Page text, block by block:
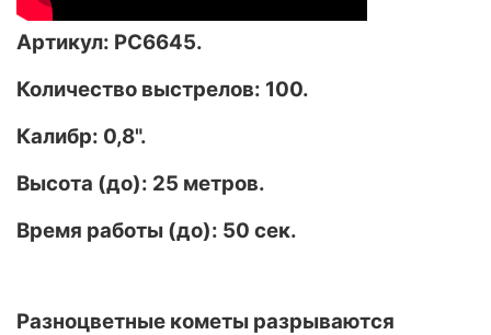
Артикул: РС6645.
Количество выстрелов: 100.
Калибр: 0,8".
Высота (до): 25 метров.
Время работы (до): 50 сек.
Разноцветные кометы разрываются